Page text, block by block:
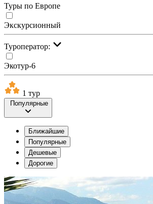
Туры по Европе
Экскурсионный
Туроператор:
Экотур-6
1 тур
Популярные
Ближайшие
Популярные
Дешевые
Дорогие